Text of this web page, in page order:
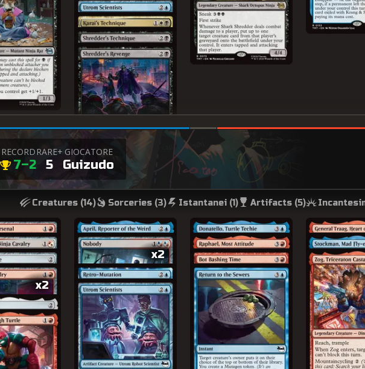
RECORD
7–2
RARE+
5
GIOCATORE
Guizudo
Creatures (14) Sorceries (3) Istantanei (1) Artifacts (5)
x2
x2